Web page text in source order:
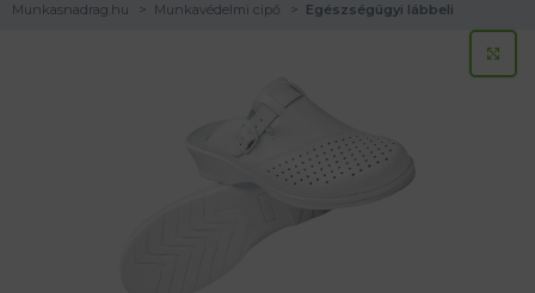
Munkasnadrag.hu Munkavédelmi cipő Egészségügyi lábbeli